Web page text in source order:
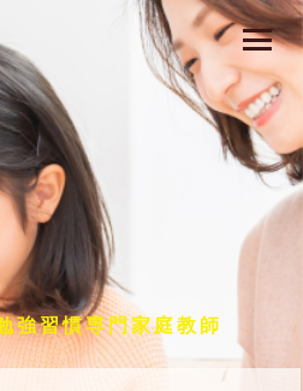
強習慣専門家庭教師